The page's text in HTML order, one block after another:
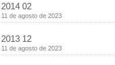
2014 02
11 de agosto de 2023
2013 12
11 de agosto de 2023